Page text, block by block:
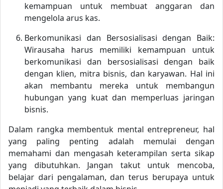
kemampuan untuk membuat anggaran dan
mengelola arus kas.
Berkomunikasi dan Bersosialisasi dengan Baik:
Wirausaha harus memiliki kemampuan untuk
berkomunikasi dan bersosialisasi dengan baik
dengan klien, mitra bisnis, dan karyawan. Hal ini
akan membantu mereka untuk membangun
hubungan yang kuat dan memperluas jaringan
bisnis.
Dalam rangka membentuk mental entrepreneur, hal
yang paling penting adalah memulai dengan
memahami dan mengasah keterampilan serta sikap
yang dibutuhkan. Jangan takut untuk mencoba,
belajar dari pengalaman, dan terus berupaya untuk